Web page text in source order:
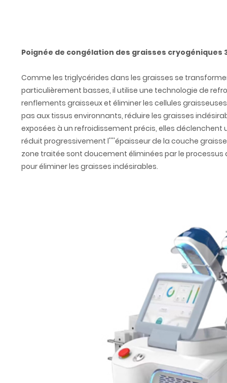
Poignée de congélation des graisses cryogéniques
Comme les triglycérides dans les graisses se
particulièrement basses, il utilise une technologie de
renflements graisseux et éliminer les cellules
pas aux tissus environnants, réduire les graisses
exposées à un refroidissement précis, elles
réduit progressivement l''''épaisseur de la couche
zone traitée sont doucement éliminées par le
pour éliminer les graisses indésirables.